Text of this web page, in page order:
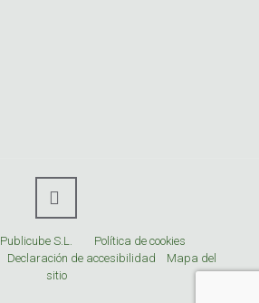
Publicube S.L.
Política de cookies
Declaración de accesibilidad
Mapa del
sitio